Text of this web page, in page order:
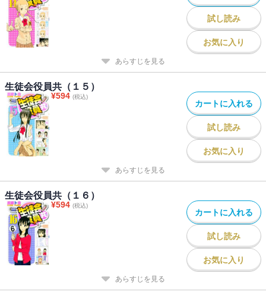
試し読み
お気に入り
あらすじを見る
生徒会役員共（１５）
¥594 (税込)
カートに入れる
試し読み
お気に入り
あらすじを見る
生徒会役員共（１６）
¥594 (税込)
カートに入れる
試し読み
お気に入り
あらすじを見る